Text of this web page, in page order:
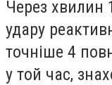
Через хвилин
удару
точніше 4
у той час,